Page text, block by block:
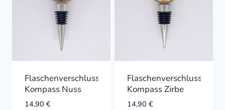
Flaschenverschluss
Kompass Nuss
14,90 €
Flaschenverschluss
Kompass Zirbe
14,90 €